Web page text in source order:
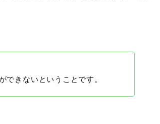
きないということです。